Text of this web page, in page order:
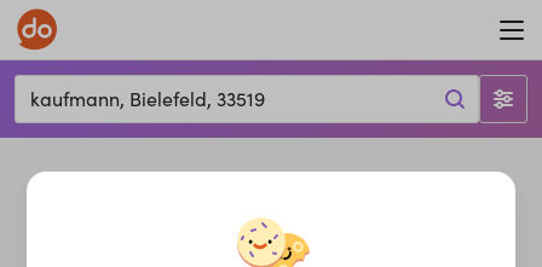
kaufmann, Bielefeld, 33519